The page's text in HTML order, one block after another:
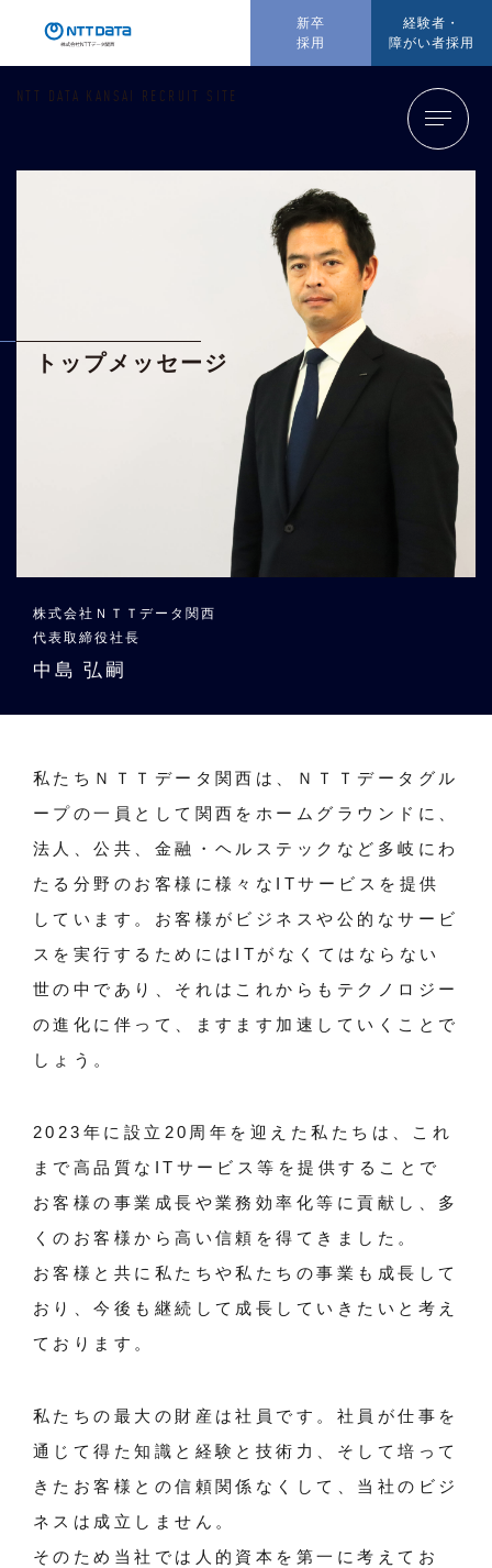
新卒
採用
経験者・
障がい者採用
NTT DATA KANSAI RECRUIT SITE
トップメッセージ
株式会社ＮＴＴデータ関西
代表取締役社長
中島 弘嗣
私たちＮＴＴデータ関西は、ＮＴＴデータグル
ープの一員として関西をホームグラウンドに、
法人、公共、金融・ヘルステックなど多岐にわ
たる分野のお客様に様々なITサービスを提供
しています。お客様がビジネスや公的なサービ
スを実行するためにはITがなくてはならない
世の中であり、それはこれからもテクノロジー
の進化に伴って、ますます加速していくことで
しょう。
2023年に設立20周年を迎えた私たちは、これ
まで高品質なITサービス等を提供することで
お客様の事業成長や業務効率化等に貢献し、多
くのお客様から高い信頼を得てきました。
お客様と共に私たちや私たちの事業も成長して
おり、今後も継続して成長していきたいと考え
ております。
私たちの最大の財産は社員です。社員が仕事を
通じて得た知識と経験と技術力、そして培って
きたお客様との信頼関係なくして、当社のビジ
ネスは成立しません。
そのため当社では人的資本を第一に考えてお